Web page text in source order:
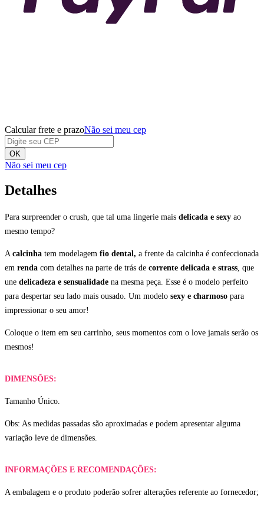
Calcular frete e prazoNão sei meu cep
OK
Não sei meu cep
Detalhes
Para surpreender o crush, que tal uma lingerie mais delicada e sexy ao
mesmo tempo?
A calcinha tem modelagem fio dental, a frente da calcinha é confeccionada
em renda com detalhes na parte de trás de corrente delicada e strass , que
une delicadeza e sensualidade na mesma peça. Esse é o modelo perfeito
para despertar seu lado mais ousado. Um modelo sexy e charmoso para
impressionar o seu amor!
Coloque o item em seu carrinho, seus momentos com o love jamais serão os
mesmos!
DIMENSÕES:
Tamanho Único.
Obs: As medidas passadas são aproximadas e podem apresentar alguma
variação leve de dimensões.
INFORMAÇÕES E RECOMENDAÇÕES:
A embalagem e o produto poderão sofrer alterações referente ao fornecedor;